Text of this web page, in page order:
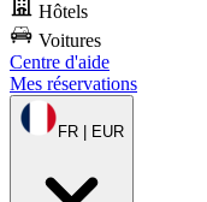
Hôtels
Voitures
Centre d'aide
Mes réservations
FR | EUR